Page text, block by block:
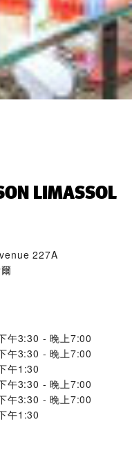
LIMASSOL‬
227A
午3:30 - 晚上7:00
午3:30 - 晚上7:00
午1:30
午3:30 - 晚上7:00
午3:30 - 晚上7:00
午1:30